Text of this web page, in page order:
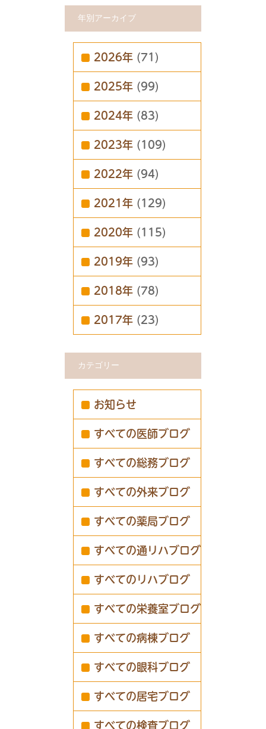
年別アーカイブ
2026年 (71)
2025年 (99)
2024年 (83)
2023年 (109)
2022年 (94)
2021年 (129)
2020年 (115)
2019年 (93)
2018年 (78)
2017年 (23)
カテゴリー
お知らせ
すべての医師ブログ
すべての総務ブログ
すべての外来ブログ
すべての薬局ブログ
すべての通リハブログ
すべてのリハブログ
すべての栄養室ブログ
すべての病棟ブログ
すべての眼科ブログ
すべての居宅ブログ
すべての検査ブログ